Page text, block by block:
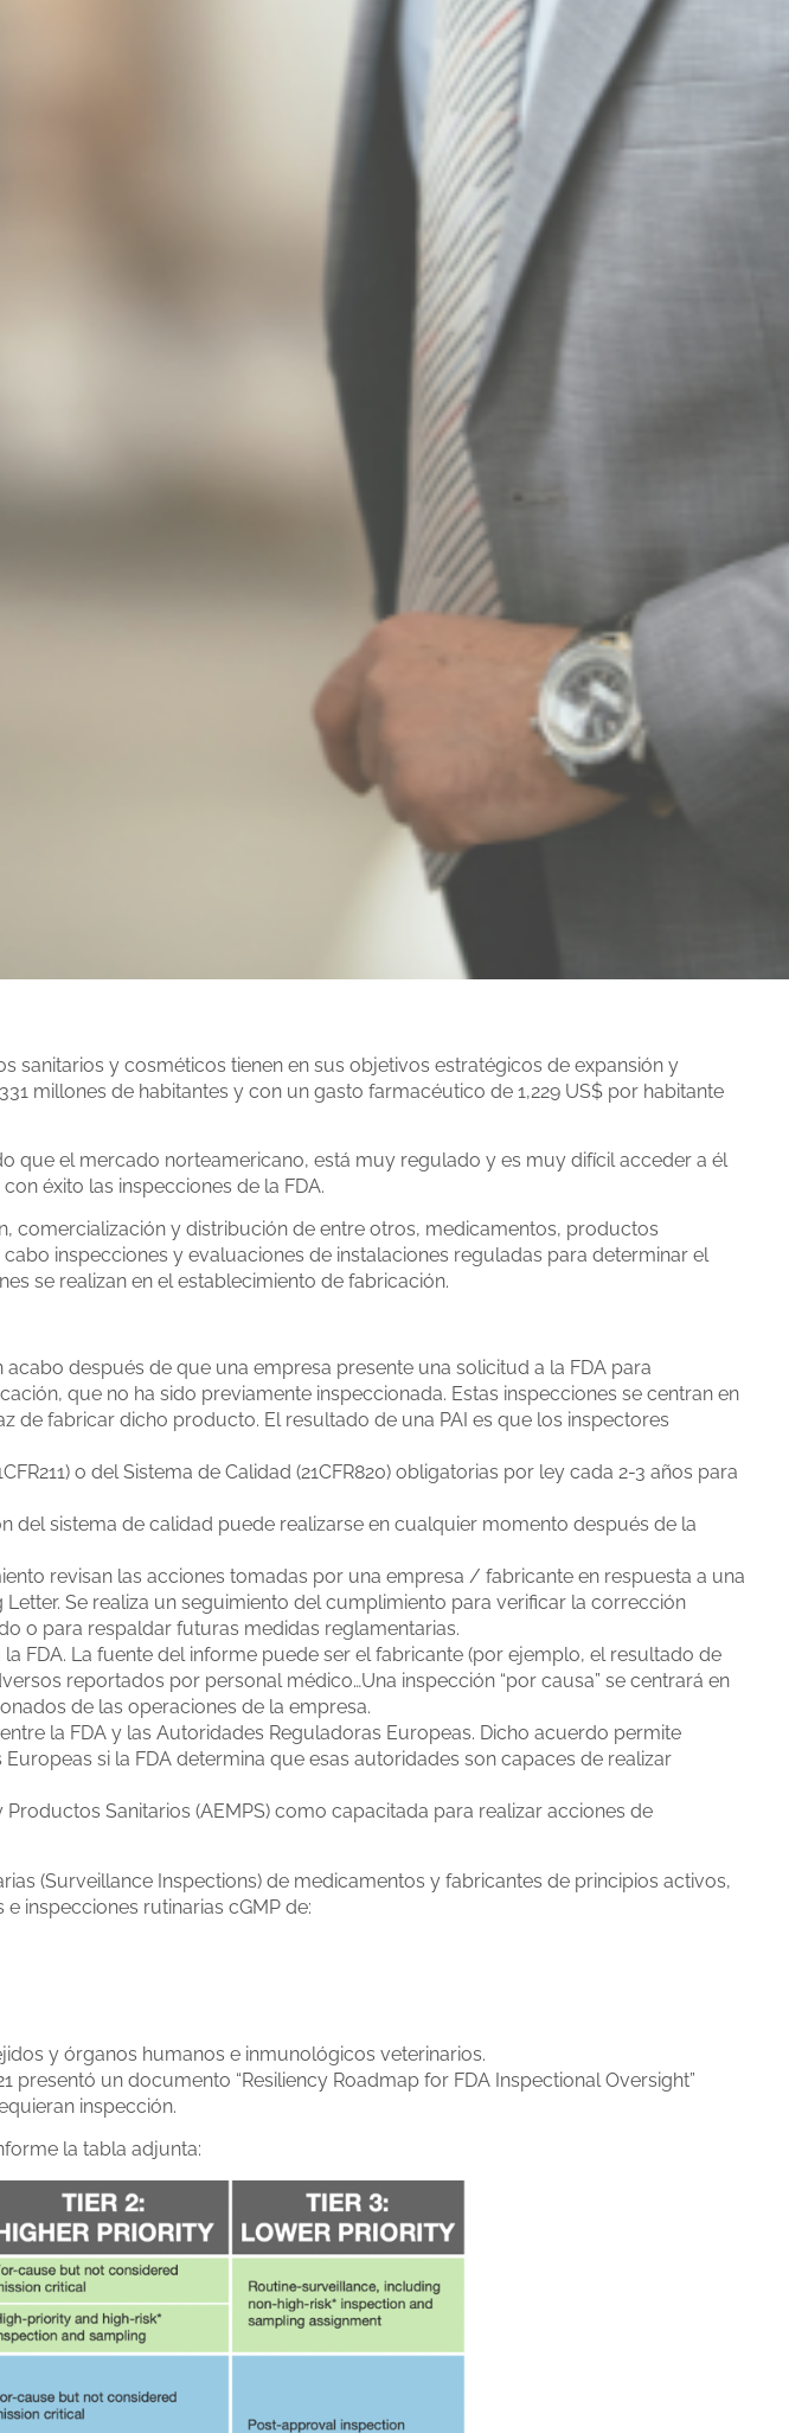
y cosméticos tienen en sus objetivos estratégicos de expansión y
millones de habitantes y con un gasto farmacéutico de 1,229 US$ por habitante
que el mercado norteamericano, está muy regulado y es muy difícil acceder a él
éxito las inspecciones de la FDA.
comercialización y distribución de entre otros, medicamentos, productos
inspecciones y evaluaciones de instalaciones reguladas para determinar el
se realizan en el establecimiento de fabricación.
después de que una empresa presente una solicitud a la FDA para
que no ha sido previamente inspeccionada. Estas inspecciones se centran en
de fabricar dicho producto. El resultado de una PAI es que los inspectores
o del Sistema de Calidad (21CFR820) obligatorias por ley cada 2-3 años para
del sistema de calidad puede realizarse en cualquier momento después de la
revisan las acciones tomadas por una empresa / fabricante en respuesta a una
Se realiza un seguimiento del cumplimiento para verificar la corrección
o para respaldar futuras medidas reglamentarias.
FDA. La fuente del informe puede ser el fabricante (por ejemplo, el resultado de
reportados por personal médico…Una inspección “por causa” se centrará en
de las operaciones de la empresa.
la FDA y las Autoridades Reguladoras Europeas. Dicho acuerdo permite
si la FDA determina que esas autoridades son capaces de realizar
Sanitarios (AEMPS) como capacitada para realizar acciones de
(Surveillance Inspections) de medicamentos y fabricantes de principios activos,
inspecciones rutinarias cGMP de:
y órganos humanos e inmunológicos veterinarios.
un documento “Resiliency Roadmap for FDA Inspectional Oversight”
inspección.
la tabla adjunta: